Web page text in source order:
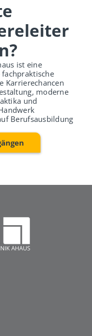
ist eine
Karrierechancen
moderne
und
Berufsausbildung